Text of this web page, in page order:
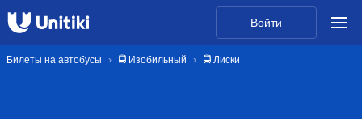
Войти
Билеты на автобусы 🚍 Изобильный 🚍 Лиски